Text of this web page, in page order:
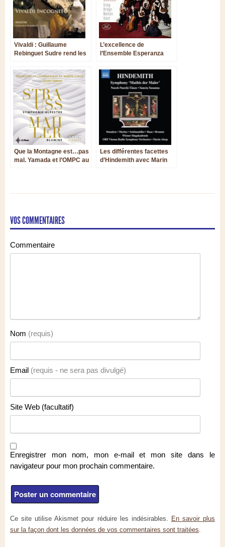
Vivaldi : Guillaume
Rebinguet Sudre rend les
des Tenebrosi
L’excellence de
l’Ensemble Esperanza
Que la Montagne est…pas
mal. Yamada et l’OMPC au
Les différentes facettes
d’Hindemith avec Marin
VOS COMMENTAIRES
Commentaire
Nom (requis)
Email (requis - ne sera pas divulgé)
Site Web (facultatif)
Enregistrer mon nom, mon e-mail et mon site dans le
navigateur pour mon prochain commentaire.
Ce site utilise Akismet pour réduire les indésirables. En savoir plus
sur la façon dont les données de vos commentaires sont traitées